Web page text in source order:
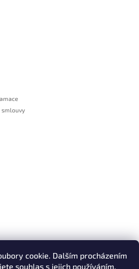
cookie. Dalším procházením
souhlas s jejich používáním.
smlouvy
Instagramu